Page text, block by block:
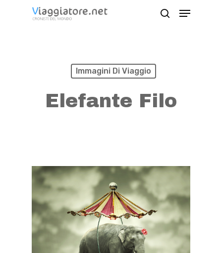
Menu
Immagini Di Viaggio
Elefante Filo